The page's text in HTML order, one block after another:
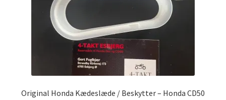
Original Honda Kædeslæde / Beskytter – Honda CD50